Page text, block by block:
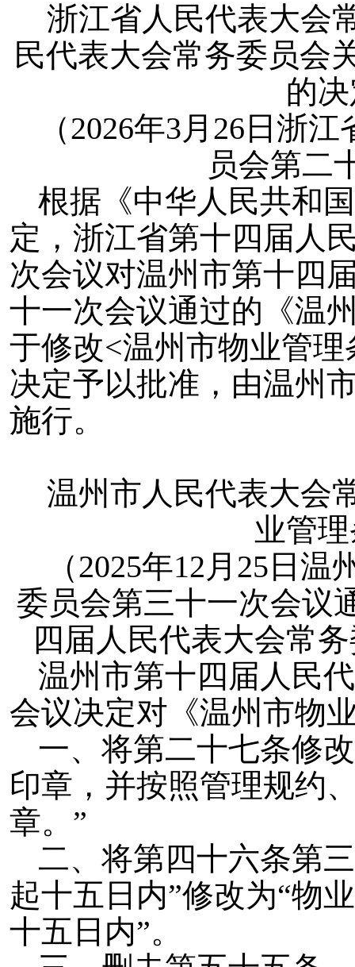
浙江省人民代表大会
民代表大会常务委员会
的
（2026年3月26日浙
员会第二
根据《中华人民共和
定，浙江省第十四届人
次会议对温州市第十四
十一次会议通过的《温
于修改<温州市物业管
决定予以批准，由温州
施行。
温州市人民代表大会
业管
（2025年12月25日
委员会第三十一次会议
四届人民代表大会常
温州市第十四届人民
会议决定对《温州市物
一、将第二十七条修
印章，并按照管理规约
章。”
二、将第四十六条第
起十五日内”修改为“物
十五日内”。